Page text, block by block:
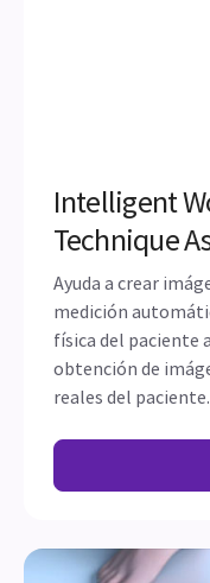
Intelligent
Technique
Ayuda a crear
medición
física del paciente
obtención de
reales del paciente.